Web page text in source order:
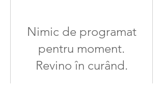
Nimic de programat
pentru moment.
Revino în curând.